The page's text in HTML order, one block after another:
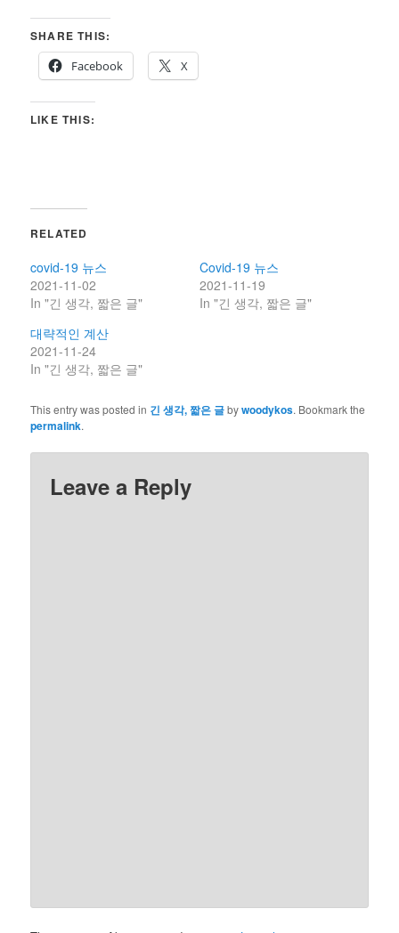
SHARE THIS:
Facebook
X
LIKE THIS:
RELATED
covid-19 뉴스
2021-11-02
In "긴 생각, 짧은 글"
Covid-19 뉴스
2021-11-19
In "긴 생각, 짧은 글"
대략적인 계산
2021-11-24
In "긴 생각, 짧은 글"
This entry was posted in 긴 생각, 짧은 글bywoodykos. Bookmark the
permalink.
Leave a Reply